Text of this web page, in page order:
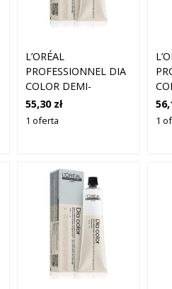
L’ORÉAL
PROFESSIONNEL DIA
COLOR DEMI-
PERMANENTNA
FARBA DO WŁOSÓW
55,30 zł
1 oferta 1